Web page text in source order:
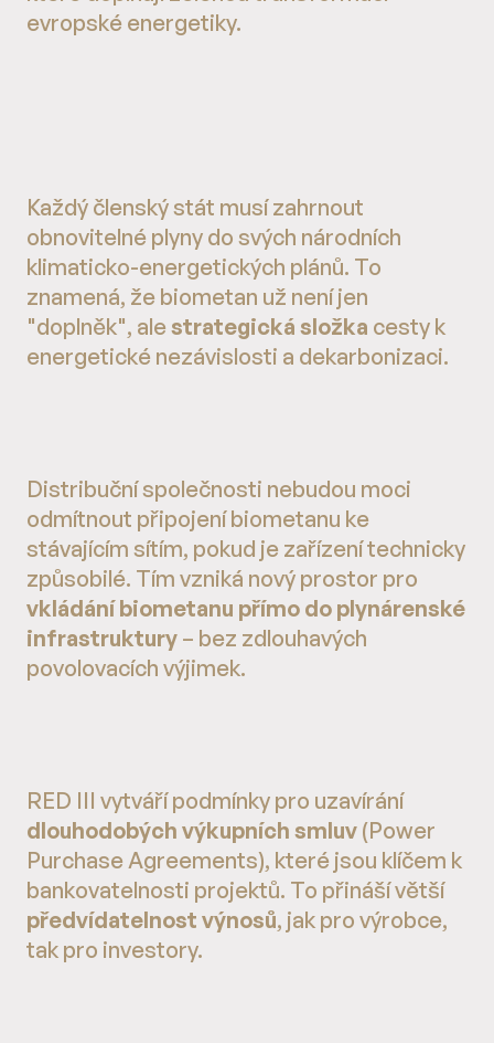
evropské energetiky.
Každý členský stát musí zahrnout
obnovitelné plyny do svých národních
klimaticko-energetických plánů. To
znamená, že biometan už není jen
"doplněk", ale strategická složka cesty k
energetické nezávislosti a dekarbonizaci.
Distribuční společnosti nebudou moci
odmítnout připojení biometanu ke
stávajícím sítím, pokud je zařízení technicky
způsobilé. Tím vzniká nový prostor pro
vkládání biometanu přímo do plynárenské
infrastruktury – bez zdlouhavých
povolovacích výjimek.
RED III vytváří podmínky pro uzavírání
dlouhodobých výkupních smluv (Power
Purchase Agreements), které jsou klíčem k
bankovatelnosti projektů. To přináší větší
předvídatelnost výnosů, jak pro výrobce,
tak pro investory.